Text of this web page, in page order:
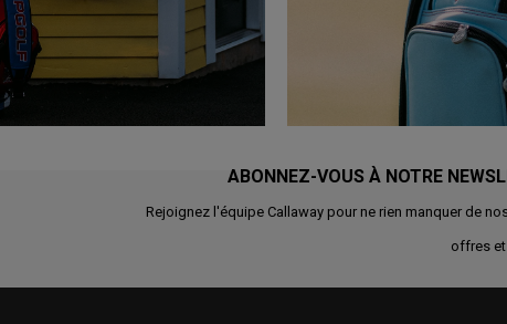
ABONNEZ-VOUS À NOTRE
Rejoignez l'équipe Callaway pour ne rien manquer de
offres